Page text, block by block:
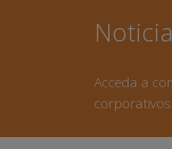
Acceda a